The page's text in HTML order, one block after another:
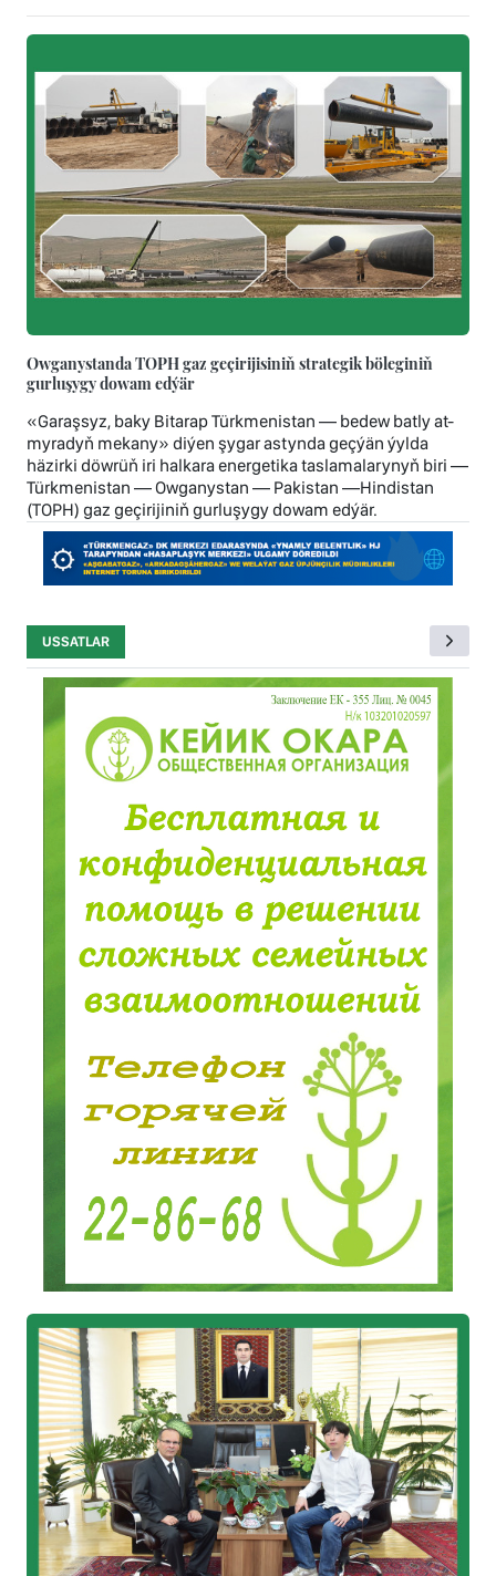
Owganystanda TOPH gaz geçirijisiniň strategik böleginiň
gurluşygy dowam edýär
«Garaşsyz, baky Bitarap Türkmenistan — bedew batly at-
myradyň mekany» diýen şygar astynda geçýän ýylda
häzirki döwrüň iri halkara energetika taslamalarynyň biri —
Türkmenistan — Owganystan — Pakistan —Hindistan
(TOPH) gaz geçirijiniň gurluşygy dowam edýär.
USSATLAR